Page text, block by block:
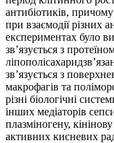
антибіотиків,
при взаємодії різних
експериментах було
зв’язується з
зв’язується з
макрофагів та
різні біологічні
інших медіаторів
плазміногену,
активних кисневих